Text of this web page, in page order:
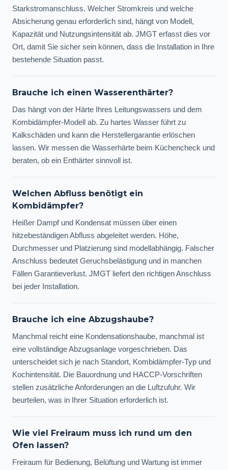
Starkstromanschluss. Welcher Stromkreis und welche
Absicherung genau erforderlich sind, hängt von Modell,
Kapazität und Nutzungsintensität ab. JMGT erfasst dies vor
Ort, damit Sie sicher sein können, dass die Installation in Ihre
bestehende Situation passt.
Brauche ich einen Wasserenthärter?
Das hängt von der Härte Ihres Leitungswassers und dem
Kombidämpfer-Modell ab. Zu hartes Wasser führt zu
Kalkschäden und kann die Herstellergarantie erlöschen
lassen. Wir messen die Wasserhärte beim Küchencheck und
beraten, ob ein Enthärter sinnvoll ist.
Welchen Abfluss benötigt ein
Kombidämpfer?
Heißer Dampf und Kondensat müssen über einen
hitzebeständigen Abfluss abgeleitet werden. Höhe,
Durchmesser und Platzierung sind modellabhängig. Falscher
Anschluss bedeutet Geruchsbelästigung und in manchen
Fällen Garantieverlust. JMGT liefert den richtigen Anschluss
bei jeder Installation.
Brauche ich eine Abzugshaube?
Manchmal reicht eine Kondensationshaube, manchmal ist
eine vollständige Abzugsanlage vorgeschrieben. Das
unterscheidet sich je nach Standort, Kombidämpfer-Typ und
Kochintensität. Die Bauordnung und HACCP-Vorschriften
stellen zusätzliche Anforderungen an die Luftzufuhr. Wir
beurteilen, was in Ihrer Situation erforderlich ist.
Wie viel Freiraum muss ich rund um den
Ofen lassen?
Freiraum für Bedienung, Belüftung und Wartung ist immer